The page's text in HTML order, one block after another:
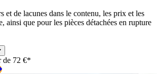
et de lacunes dans le contenu, les prix et les
ainsi que pour les pièces détachées en rupture
de 72 €*